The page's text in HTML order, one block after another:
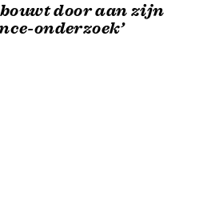
bouwt door aan zijn
onderzoek’